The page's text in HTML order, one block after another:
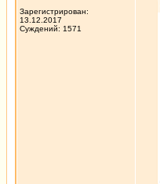
Зарегистрирован:
13.12.2017
Суждений: 1571